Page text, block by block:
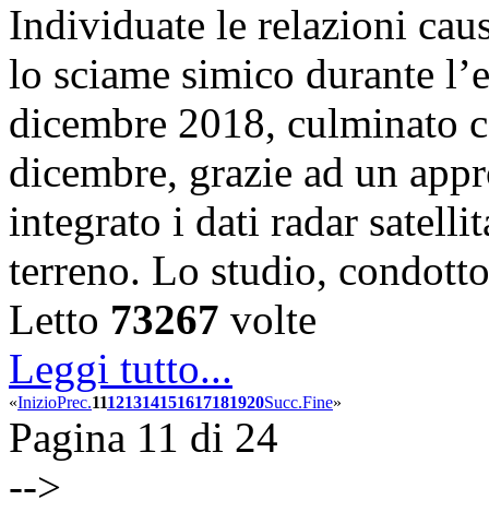
Individuate le relazioni
lo sciame simico durante
dicembre 2018, culminato
dicembre, grazie ad un
integrato i dati radar
terreno. Lo studio,
Letto 73267 volte
Leggi tutto...
«InizioPrec.11121314151617181920Succ.Fine»
Pagina 11 di 24
-->